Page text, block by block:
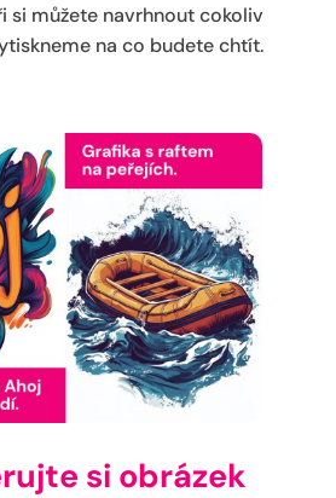
si můžete navrhnout cokoliv
na co budete chtít.
si obrázek